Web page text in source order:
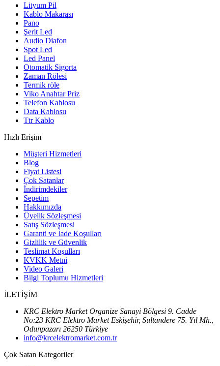
Lityum Pil
Kablo Makarası
Pano
Şerit Led
Audio Diafon
Spot Led
Led Panel
Otomatik Sigorta
Zaman Rölesi
Termik röle
Viko Anahtar Priz
Telefon Kablosu
Data Kablosu
Ttr Kablo
Hızlı Erişim
Müşteri Hizmetleri
Blog
Fiyat Listesi
Çok Satanlar
İndirimdekiler
Sepetim
Hakkımızda
Üyelik Sözleşmesi
Satış Sözleşmesi
Garanti ve İade Koşulları
Gizlilik ve Güvenlik
Teslimat Koşulları
KVKK Metni
Video Galeri
Bilgi Toplumu Hizmetleri
İLETİŞİM
KRC Elektro Market Organize Sanayi Bölgesi 9. Cadde
No:23 KRC Elektro Market Eskişehir, Sultandere 75. Yıl Mh.,
Odunpazarı 26250 Türkiye
info@krcelektromarket.com.tr
Çok Satan Kategoriler